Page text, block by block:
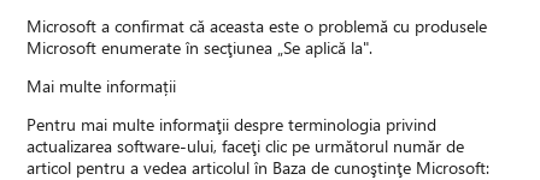
Microsoft a confirmat că aceasta este o problemă cu produsele
Microsoft enumerate în secţiunea „Se aplică la".
Mai multe informații
Pentru mai multe informaţii despre terminologia privind
actualizarea software-ului, faceţi clic pe următorul număr de
articol pentru a vedea articolul în Baza de cunoştinţe Microsoft: